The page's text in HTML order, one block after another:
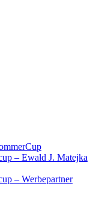
– Ewald J. Matejka
– Werbepartner